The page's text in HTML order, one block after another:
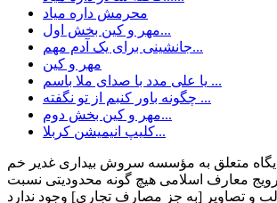
محرمش داره میاد
مهر و کین بخش اول...
جانشینی برای یک آدم مهم...
مهر و کین
یا علی مدد با صدای ملا باسم ...
چگونه باور کنبم از تو نگفته ...
مهر و کین بخش دوم...
کلیپ انیمیشن کربلا...
متعلق به مؤسسه سروش بیداری غدیر خم
معارف اسلامی هیچ گونه محدودیتی نسبت